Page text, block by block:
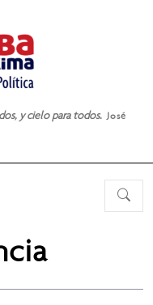
y cielo para todos. José